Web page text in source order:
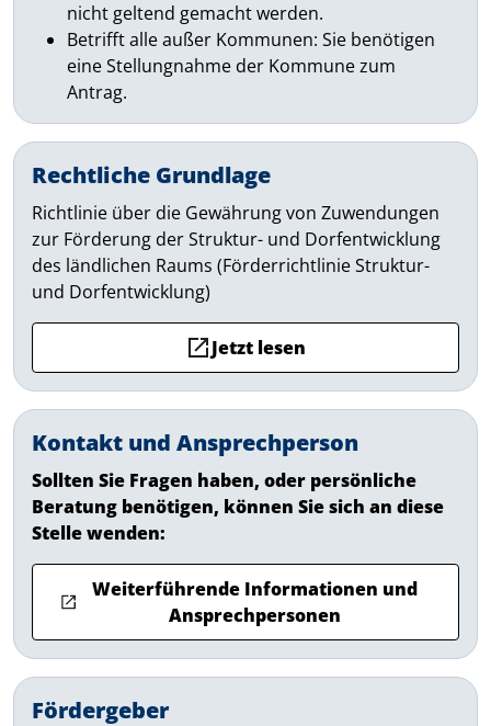
nicht geltend gemacht werden.
Betrifft alle außer Kommunen: Sie benötigen
eine Stellungnahme der Kommune zum
Antrag.
Rechtliche Grundlage
Richtlinie über die Gewährung von Zuwendungen
zur Förderung der Struktur- und Dorfentwicklung
des ländlichen Raums (Förderrichtlinie Struktur-
und Dorfentwicklung)
Jetzt lesen
Kontakt und Ansprechperson
Sollten Sie Fragen haben, oder persönliche
Beratung benötigen, können Sie sich an diese
Stelle wenden:
Weiterführende Informationen und
Ansprechpersonen
Fördergeber